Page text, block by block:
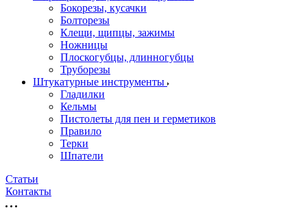
Бокорезы, кусачки
Болторезы
Клещи, щипцы, зажимы
Ножницы
Плоскогубцы, длинногубцы
Труборезы
Штукатурные инструменты
Гладилки
Кельмы
Пистолеты для пен и герметиков
Правило
Терки
Шпатели
Статьи
Контакты